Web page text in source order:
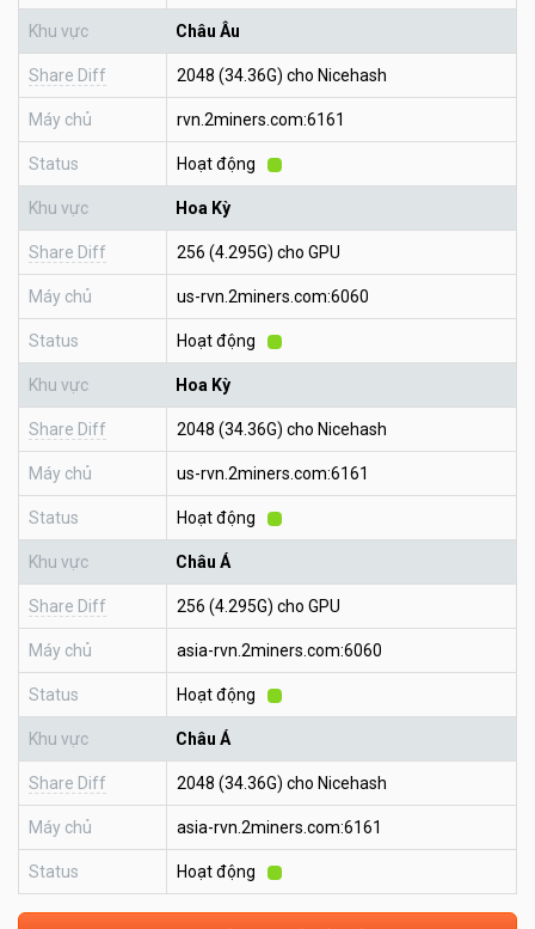
Khu vực Châu Âu
Share Diff 2048 (34.36G) cho Nicehash
Máy chủ rvn.2miners.com:6161
Status Hoạt động
Khu vực Hoa Kỳ
Share Diff 256 (4.295G) cho GPU
Máy chủ us-rvn.2miners.com:6060
Status Hoạt động
Khu vực Hoa Kỳ
Share Diff 2048 (34.36G) cho Nicehash
Máy chủ us-rvn.2miners.com:6161
Status Hoạt động
Khu vực Châu Á
Share Diff 256 (4.295G) cho GPU
Máy chủ asia-rvn.2miners.com:6060
Status Hoạt động
Khu vực Châu Á
Share Diff 2048 (34.36G) cho Nicehash
Máy chủ asia-rvn.2miners.com:6161
Status Hoạt động